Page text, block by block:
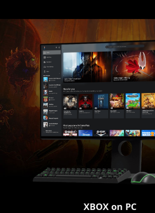
XBOX on PC